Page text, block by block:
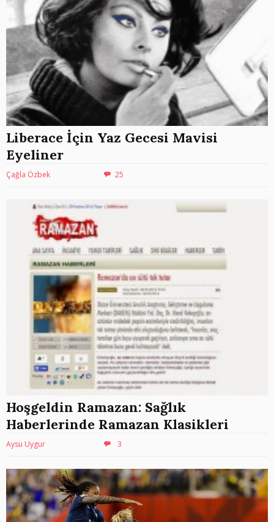
Liberace İçin Yaz Gecesi Mavisi
Eyeliner
Çağla Özbek 25
Hoşgeldin Ramazan: Sağlık
Haberlerinde Ramazan Klasikleri
Aysu Uygur 3